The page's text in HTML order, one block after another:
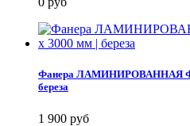
Фанера ЛАМИНИРОВАННАЯ
береза
1 900 руб